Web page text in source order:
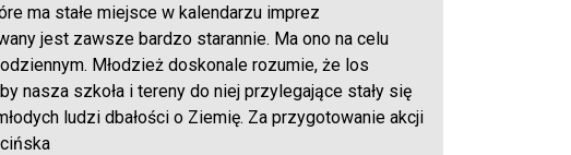
ma stałe miejsce w kalendarzu imprez
jest zawsze bardzo starannie. Ma ono na celu
Młodzież doskonale rozumie, że los
nasza szkoła i tereny do niej przylegające stały się
ludzi dbałości o Ziemię. Za przygotowanie akcji